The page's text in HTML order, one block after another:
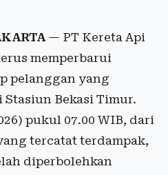
— PT Kereta Api
memperbarui
pelanggan yang
Bekasi Timur.
pukul 07.00 WIB, dari
tercatat terdampak,
diperbolehkan